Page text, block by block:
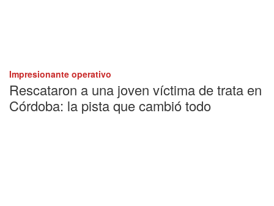
Impresionante operativo
Rescataron a una joven víctima de trata en
Córdoba: la pista que cambió todo